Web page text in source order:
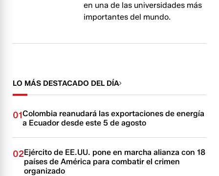
en una de las universidades más
importantes del mundo.
LO MÁS DESTACADO DEL DÍA
01Colombia reanudará las exportaciones de energía
a Ecuador desde este 5 de agosto
02Ejército de EE.UU. pone en marcha alianza con 18
países de América para combatir el crimen
organizado